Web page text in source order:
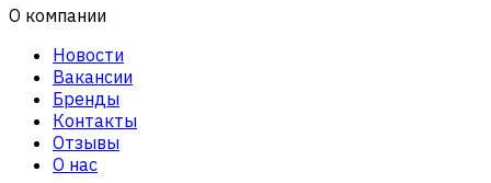
О компании
Новости
Вакансии
Бренды
Контакты
Отзывы
О нас